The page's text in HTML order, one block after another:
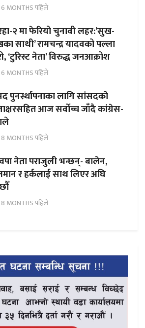
6 MONTHS पहिले
२ मा फेरियो चुनावी लहर:’सुख-
साथी’ रामचन्द्र यादवको पल्ला
‘टुरिस्ट नेता’ विरुद्ध जनआक्रोश
6 MONTHS पहिले
पुनर्स्थापनाका लागि सांसदको
आज सर्वोच्च जाँदै कांग्रेस-
8 MONTHS पहिले
नेता पराजुली भन्छन्- बालेन,
र हर्कलाई साथ लिएर अघि
8 MONTHS पहिले